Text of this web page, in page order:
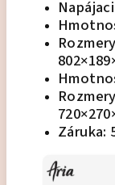
Záruka: